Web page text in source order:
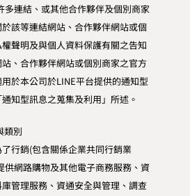
多連結、或其他合作夥伴及個別商家
該等連結網站、合作夥伴網站或個
聲明及與個人資料保護有關之告知
、合作夥伴網站或個別商家之官方
於本公司於LINE平台提供的通知型
知型訊息之蒐集及利用」所述。
類別
行銷(包含關係企業共同行銷業
供網路購物及其他電子商務服務、資
管理服務、資通安全與管理、調查